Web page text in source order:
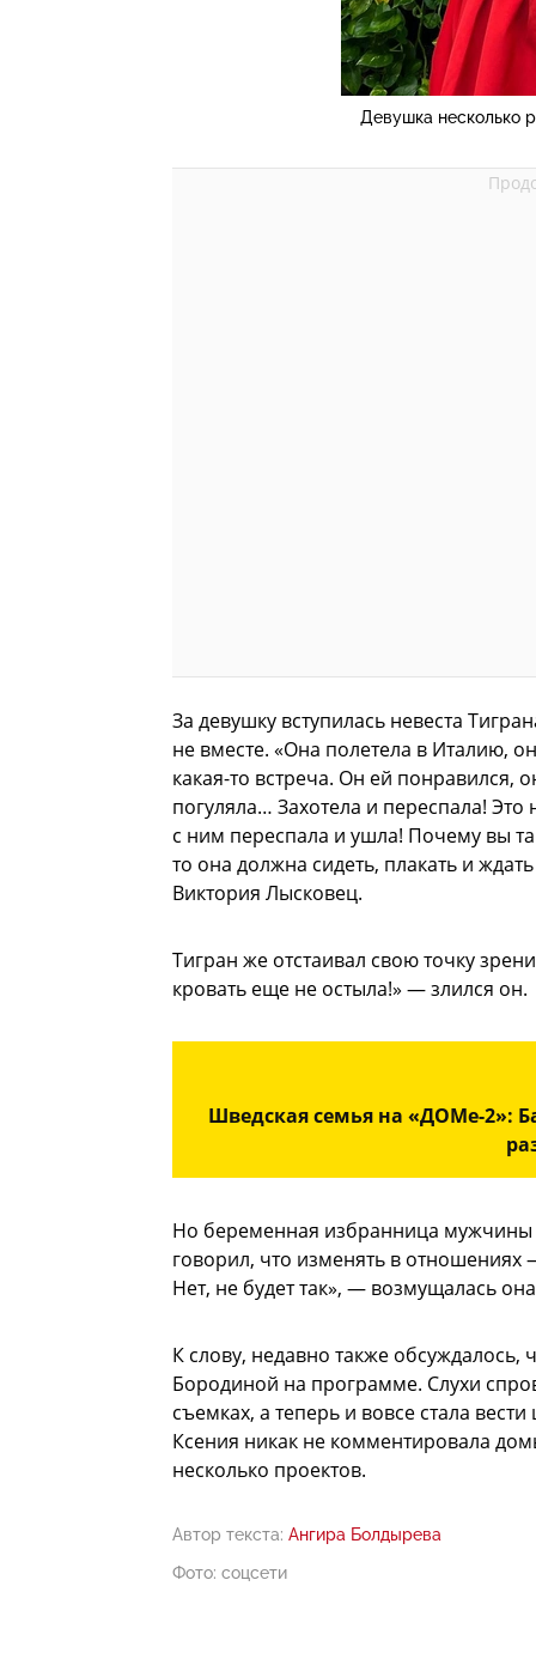
Девушка несколько
За девушку вступилась невеста
не вместе. «Она полетела в Италию,
какая-то встреча. Он ей понравился,
погуляла… Захотела и переспала! Это
с ним переспала и ушла! Почему вы
то она должна сидеть, плакать и
Виктория Лысковец.
Тигран же отстаивал свою точку
кровать еще не остыла!» — злился он.
Шведская семья на «ДОМе-2»:
Но беременная избранница мужчины
говорил, что изменять в
Нет, не будет так», — возмущалась
К слову, недавно также обсуждалось,
Бородиной на программе. Слухи
съемках, а теперь и вовсе стала
Ксения никак не комментировала
несколько проектов.
Автор текста: Ангира Болдырева
Фото: соцсети